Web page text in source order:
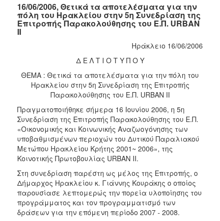
2022
2018
2017
2015
2013
2012
2011
2010
2006
16/06/2006, Θετικά τα αποτελέσματα για την
πόλη του Ηρακλείου στην 5η Συνεδρίαση της
Επιτροπής Παρακολούθησης του Ε.Π. URBAN
II
Ηράκλειο 16/06/2006
Δ Ε Λ Τ Ι Ο Τ Υ Π Ο Υ
ΘΕΜΑ : Θετικά τα αποτελέσματα για την πόλη του
Ηρακλείου στην 5η Συνεδρίαση της Επιτροπής
Παρακολούθησης του Ε.Π. URBAN II
Πραγματοποιήθηκε σήμερα 16 Ιουνίου 2006, η 5η
Συνεδρίαση της Επιτροπής Παρακολούθησης του Ε.Π.
«Οικονομικής και Κοινωνικής Αναζωογόνησης των
υποβαθμισμένων περιοχών του Δυτικού Παραλιακού
Μετώπου Ηρακλείου Κρήτης 2001~ 2006», της
Κοινοτικής Πρωτοβουλίας URBAN II.
Στη συνεδρίαση παρέστη ως μέλος της Επιτροπής, ο
Δήμαρχος Ηρακλείου κ. Γιάννης Κουράκης ο οποίος
παρουσίασε λεπτομερώς την πορεία υλοποίησης του
προγράμματος και τον προγραμματισμό των
δράσεων για την επόμενη περίοδο 2007 - 2008.